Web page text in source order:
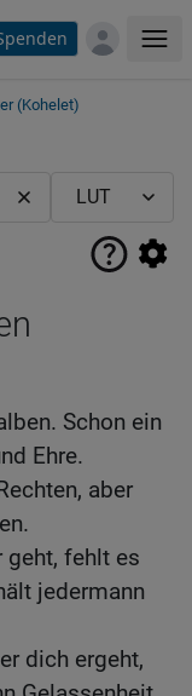
(Kohelet)
Schon ein
Ehre.
aber
geht, fehlt es
jedermann
dich ergeht,